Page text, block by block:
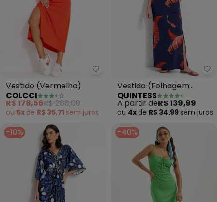
Colcci - Vestido (Vermelho)
Vestido (Vermelho)
COLCCI
R$ 178,56R$ 288,00
ou 5x de R$ 35,71 sem juros
Vestido (Folhagem
Telha) em Malha de
Viscose
QUINTESS
A partir deR$ 139,99
ou 4x de R$ 34,99 sem juros
-10% -40%